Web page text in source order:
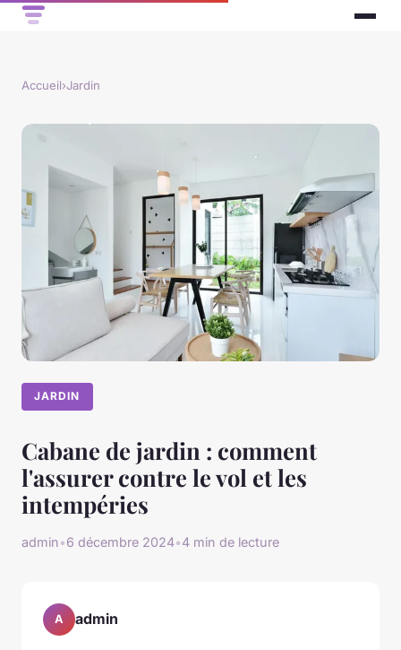
Accueil›Jardin
JARDIN
Cabane de jardin : comment
l'assurer contre le vol et les
intempéries
admin•6 décembre 2024•4 min de lecture
A admin